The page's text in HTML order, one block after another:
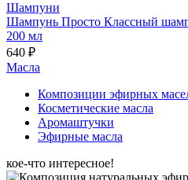
Шампуни
Шампунь Просто Классный
200 мл
640 ₽
Масла
Композиции эфирных
Косметические масла
Аромаштучки
Эфирные масла
кое-что интересное!